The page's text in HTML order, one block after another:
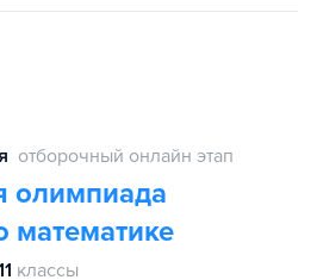
отборочный онлайн этап
олимпиада
математике
классы